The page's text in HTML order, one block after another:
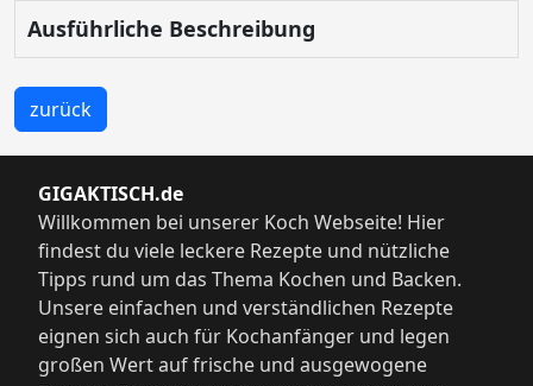
Ausführliche Beschreibung
zurück
GIGAKTISCH.de
Willkommen bei unserer Koch Webseite! Hier
findest du viele leckere Rezepte und nützliche
Tipps rund um das Thema Kochen und Backen.
Unsere einfachen und verständlichen Rezepte
eignen sich auch für Kochanfänger und legen
großen Wert auf frische und ausgewogene